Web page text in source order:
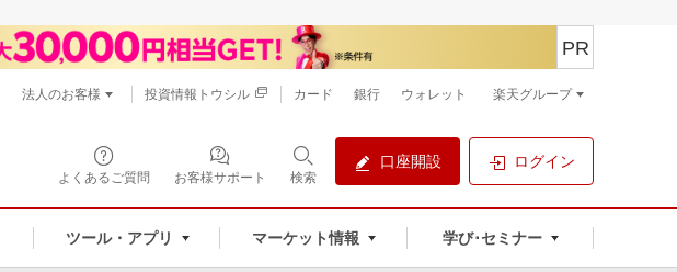
よくあるご質問 お客様サポート 検索
口座開設 ログイン
ツール・アプリ マーケット情報 学び･セミナー
PR
法人のお客様 投資情報トウシル カード 銀行 ウォレット 楽天グループ